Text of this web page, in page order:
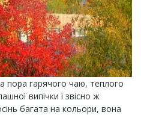
пора гарячого чаю, теплого
випічки і звісно ж
багата на кольори, вона